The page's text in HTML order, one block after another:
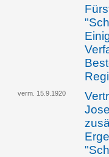
verm. 15.9.1920